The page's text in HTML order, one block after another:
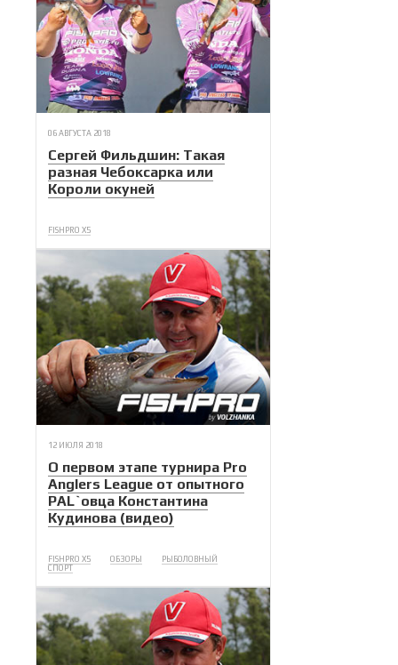
06 АВГУСТА 2018
Сергей Фильдшин: Такая
разная Чебоксарка или
Короли окуней
FISHPRO X5
12 ИЮЛЯ 2018
О первом этапе турнира Pro
Anglers League от опытного
PAL`овца Константина
Кудинова (видео)
FISHPRO X5 ОБЗОРЫ
РЫБОЛОВНЫЙ
СПОРТ